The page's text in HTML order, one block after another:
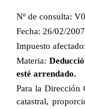
Nº de consulta:
Fecha: 26/02/
Impuesto afectado:
Materia:
esté arrendado.
Para la Dirección
catastral,